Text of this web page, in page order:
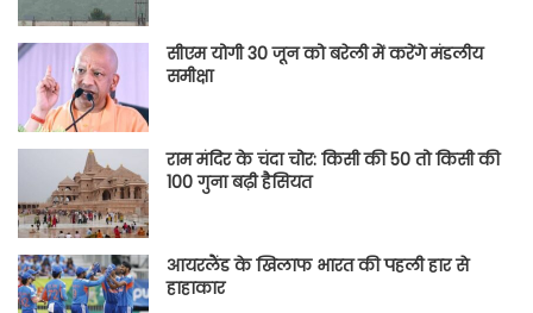
सीएम योगी 30 जून को बरेली में करेंगे मंडलीय
समीक्षा
राम मंदिर के चंदा चोर: किसी की 50 तो किसी की
100 गुना बढ़ी हैसियत
आयरलैंड के खिलाफ भारत की पहली हार से
हाहाकार